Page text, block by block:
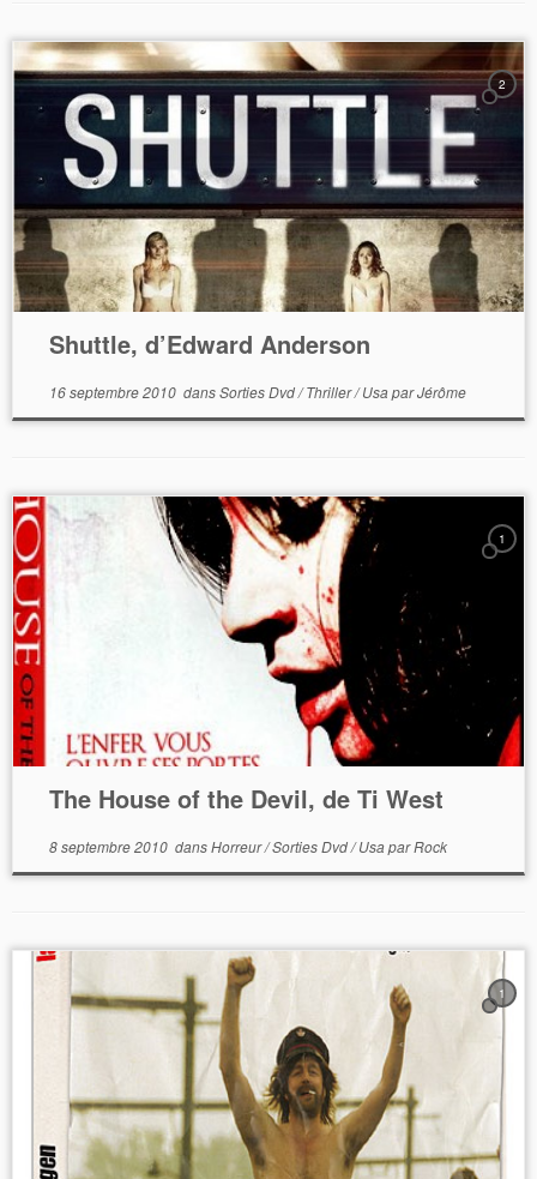
2
Shuttle, d’Edward Anderson
16 septembre 2010dansSorties Dvd/Thriller/UsaparJérôme
1
The House of the Devil, de Ti West
8 septembre 2010dansHorreur/Sorties Dvd/UsaparRock
1